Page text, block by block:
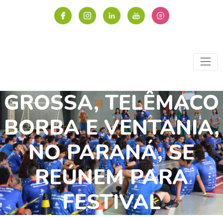
NÚCLEOS PONTA
GROSSA, TELÊMACO
BORBA E VENTANIA,
NO PARANÁ, SE
REÚNEM PARA
FESTIVAL